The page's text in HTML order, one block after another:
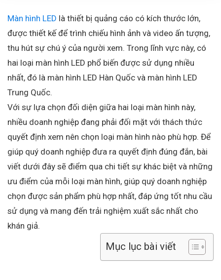
Màn hình LED là thiết bị quảng cáo có kích thước lớn,
được thiết kế để trình chiếu hình ảnh và video ấn tượng,
thu hút sự chú ý của người xem. Trong lĩnh vực này, có
hai loại màn hình LED phổ biến được sử dụng nhiều
nhất, đó là màn hình LED Hàn Quốc và màn hình LED
Trung Quốc.
Với sự lựa chọn đối diện giữa hai loại màn hình này,
nhiều doanh nghiệp đang phải đối mặt với thách thức
quyết định xem nên chọn loại màn hình nào phù hợp. Để
giúp quý doanh nghiệp đưa ra quyết định đúng đắn, bài
viết dưới đây sẽ điểm qua chi tiết sự khác biệt và những
ưu điểm của mỗi loại màn hình, giúp quý doanh nghiệp
chọn được sản phẩm phù hợp nhất, đáp ứng tốt nhu cầu
sử dụng và mang đến trải nghiệm xuất sắc nhất cho
khán giả.
Mục lục bài viết